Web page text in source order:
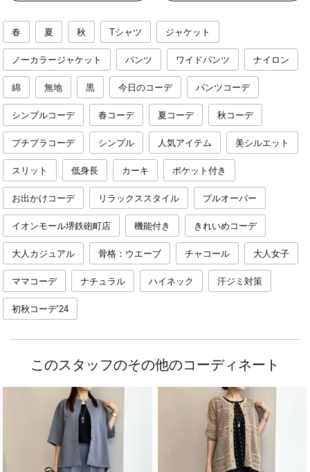
春 夏 秋 Tシャツ ジャケット
ノーカラージャケット パンツ ワイドパンツ ナイロン
綿 無地 黒 今日のコーデ パンツコーデ
シンプルコーデ 春コーデ 夏コーデ 秋コーデ
プチプラコーデ シンプル 人気アイテム 美シルエット
スリット 低身長 カーキ ポケット付き
お出かけコーデ リラックススタイル プルオーバー
イオンモール堺鉄砲町店 機能付き きれいめコーデ
大人カジュアル 骨格：ウエーブ チャコール 大人女子
ママコーデ ナチュラル ハイネック 汗ジミ対策
初秋コーデ’24
このスタッフのその他のコーディネート